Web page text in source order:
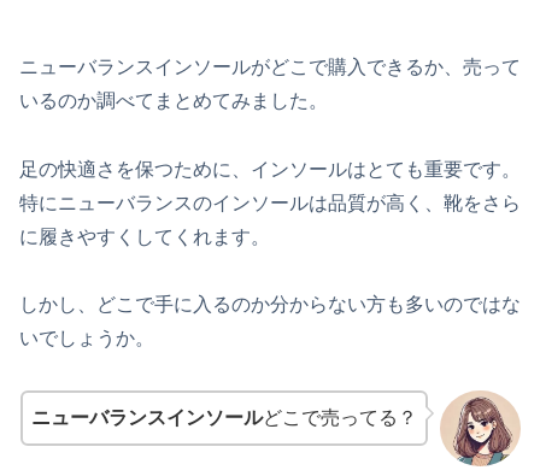
ニューバランスインソールがどこで購入できるか、売って
いるのか調べてまとめてみました。
足の快適さを保つために、インソールはとても重要です。
特にニューバランスのインソールは品質が高く、靴をさら
に履きやすくしてくれます。
しかし、どこで手に入るのか分からない方も多いのではな
いでしょうか。
ニューバランスインソールどこで売ってる？